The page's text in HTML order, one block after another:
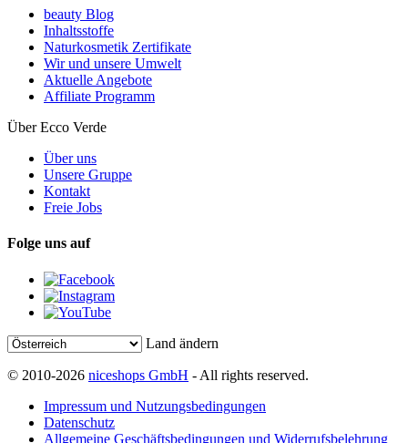
beauty Blog
Inhaltsstoffe
Naturkosmetik Zertifikate
Wir und unsere Umwelt
Aktuelle Angebote
Affiliate Programm
Über Ecco Verde
Über uns
Unsere Gruppe
Kontakt
Freie Jobs
Folge uns auf
Land ändern
© 2010-2026 niceshops GmbH - All rights reserved.
Impressum und Nutzungsbedingungen
Datenschutz
Allgemeine Geschäftsbedingungen und Widerrufsbelehrung